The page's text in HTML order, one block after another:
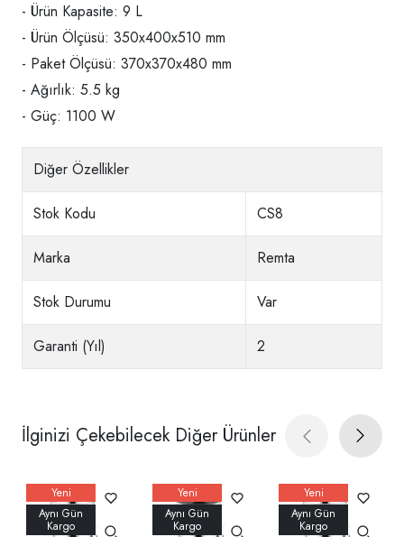
- Ürün Kapasite: 9 L
- Ürün Ölçüsü: 350x400x510 mm
- Paket Ölçüsü: 370x370x480 mm
- Ağırlık: 5.5 kg
- Güç: 1100 W
Diğer Özellikler
Stok Kodu CS8
Marka Remta
Stok Durumu Var
Garanti (Yıl) 2
İlginizi Çekebilecek Diğer Ürünler